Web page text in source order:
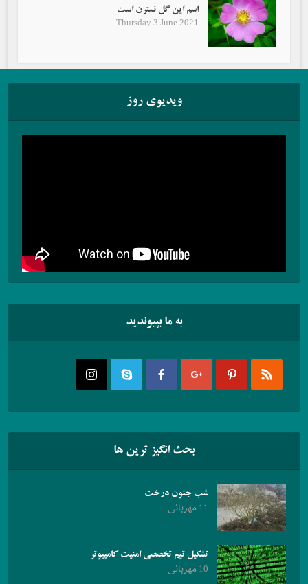
اسم این گل نسترن است
Thursday 3 June 2021
ویدیوی روز
به ما بپیوندید
بحث انگیز ترین ها
شب جنون درخت
11 مهربانی
تشکیل تیم تخصصی امنیت کامپیوتر
10 مهربانی